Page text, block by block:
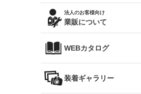
マフラー
トレノ
マークX
クラウン
クラウンマジェスタ
アリスト
ワンビア
Z32 フェアレディZ
タオル
帽子
バッグ
閲覧履歴
ニュースレターお申し込み
法人のお客様向け
業販について
WEBカタログ
装着ギャラリー